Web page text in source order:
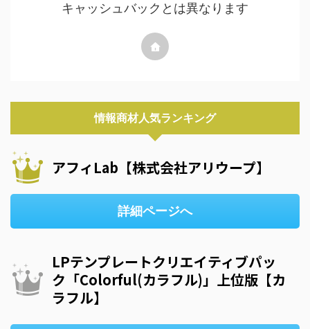
キャッシュバックとは異なります
情報商材人気ランキング
アフィLab【株式会社アリウープ】
詳細ページへ
LPテンプレートクリエイティブパッ
ク「Colorful(カラフル)」上位版【カ
ラフル】